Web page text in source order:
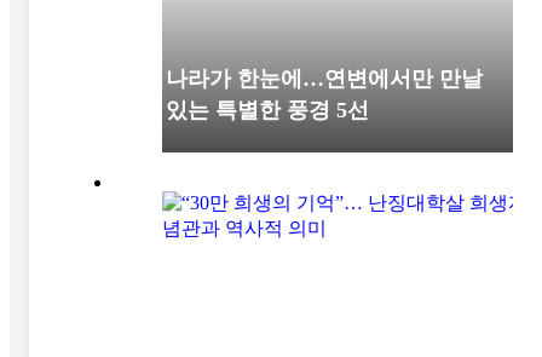
세 나라가 한눈에…연변에서만 만날
수 있는 특별한 풍경 5선